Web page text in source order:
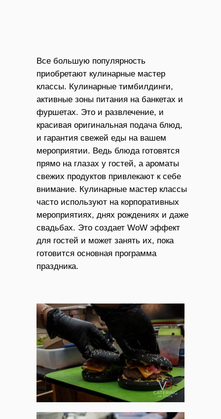
Все большую популярность
приобретают кулинарные мастер
классы. Кулинарные тимбилдинги,
активные зоны питания на банкетах и
фуршетах. Это и развлечение, и
красивая оригинальная подача блюд,
и гарантия свежей еды на вашем
мероприятии. Ведь блюда готовятся
прямо на глазах у гостей, а ароматы
свежих продуктов привлекают к себе
внимание. Кулинарные мастер классы
часто используют на корпоративных
мероприятиях, днях рождениях и даже
свадьбах. Это создает WoW эффект
для гостей и может занять их, пока
готовится основная программа
праздника.